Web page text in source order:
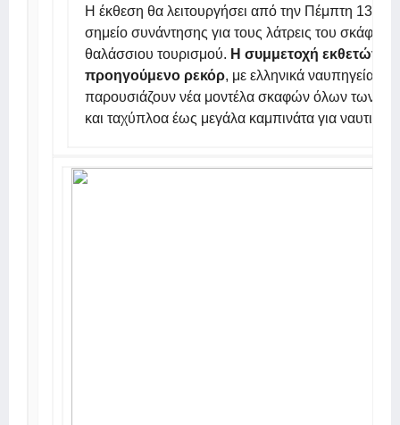
Η έκθεση θα λειτουργήσει από την Πέμπτη 13
σημείο συνάντησης για τους λάτρεις του σκάφους,
θαλάσσιου τουρισμού. Η συμμετοχή εκθετών
προηγούμενο ρεκόρ, με ελληνικά ναυπηγεία
παρουσιάζουν νέα μοντέλα σκαφών όλων των
και ταχύπλοα έως μεγάλα καμπινάτα για ναυτικό